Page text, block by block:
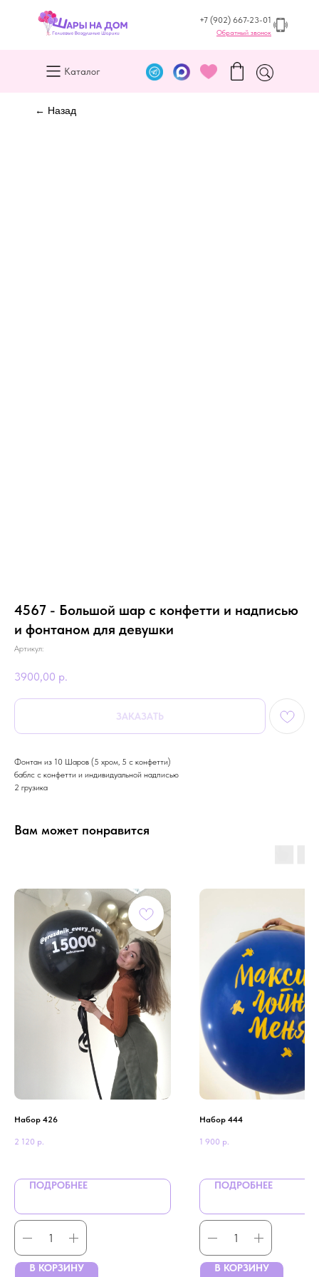
+7 (902) 667-23-01
Обратный звонок
Каталог
← Назад
4567 - Большой шар с конфетти и надписью
и фонтаном для девушки
Артикул:
3900,00 р.
ЗАКАЗАТЬ
Фонтан из 10 Шаров (5 хром, 5 с конфетти)
баблс с конфетти и индивидуальной надписью
2 грузика
Вам может понравится
Набор 426
2 120 р.
ПОДРОБНЕЕ
В КОРЗИНУ
Набор 444
1 900 р.
ПОДРОБНЕЕ
В КОРЗИНУ